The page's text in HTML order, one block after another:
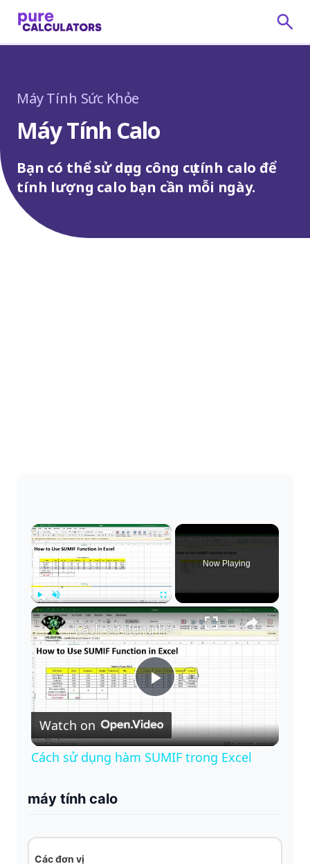
Máy Tính Sức Khỏe
Máy Tính Calo
Bạn có thể sử dụng công cụ tính calo để
tính lượng calo bạn cần mỗi ngày.
×
Play Unmute
Now Playing
×
P
l
Cách sử dụng hàm SUMIF trong Excel
Watch on
Cách sử dụng hàm SUMIF trong Excel
máy tính calo
Các đơn vị